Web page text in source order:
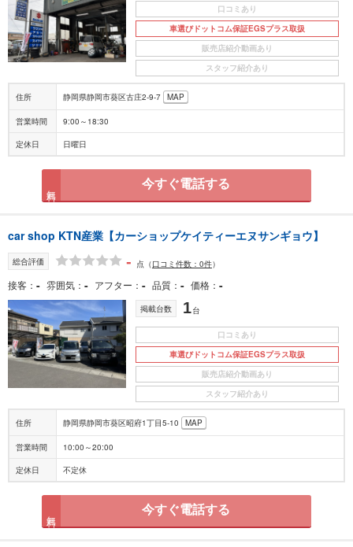
口コミあり
車選びドットコム保証EGSプラス取扱
販売店紹介動画あり
スタッフ紹介あり
住所 静岡県静岡市葵区古庄2-9-7 MAP
営業時間 9:00～18:30
定休日 日曜日
今すぐ電話する
car shop KTN産業【カーショップケイティーエヌサンギョウ】
総合評価 - 点 （口コミ件数：0件）
接客 - 雰囲気 - アフター - 品質 - 価格 -
掲載台数 1台
口コミあり
車選びドットコム保証EGSプラス取扱
販売店紹介動画あり
スタッフ紹介あり
住所 静岡県静岡市葵区昭府1丁目5-10 MAP
営業時間 10:00～20:00
定休日 不定休
今すぐ電話する